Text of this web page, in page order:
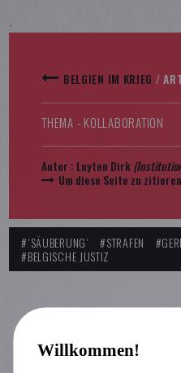
BELGIEN IM KRIEG /
THEMA - KOLLABORATION
Autor : Luyten Dirk
Um diese Seite zu zitieren
#´SÄUBERUNG` #STRAFEN
#BELGISCHE JUSTIZ
Willkommen!